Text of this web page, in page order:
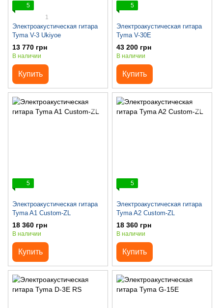
5
1
Электроакустическая гитара
Tyma V-3 Ukiyoe
13 770 грн
В наличии
Купить
5
Электроакустическая гитара
Tyma V-30E
43 200 грн
В наличии
Купить
5
Электроакустическая гитара
Tyma A1 Custom-ZL
18 360 грн
В наличии
Купить
5
Электроакустическая гитара
Tyma A2 Custom-ZL
18 360 грн
В наличии
Купить